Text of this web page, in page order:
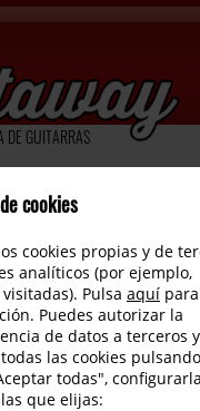
DE GUITARRAS
cookies
cookies propias y de
analíticos (por ejemplo,
Pulsa aquí
Puedes autorizar la
de datos a terceros y
las cookies
todas",
que elijas: